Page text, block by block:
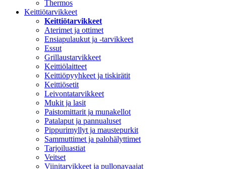
Thermos
Keittiötarvikkeet
Keittiötarvikkeet
Aterimet ja ottimet
Ensiapulaukut ja -tarvikkeet
Essut
Grillaustarvikkeet
Keittiölaitteet
Keittiöpyyhkeet ja tiskirätit
Keittiösetit
Leivontatarvikkeet
Mukit ja lasit
Paistomittarit ja munakellot
Patalaput ja pannualuset
Pippurimyllyt ja maustepurkit
Sammuttimet ja palohälyttimet
Tarjoiluastiat
Veitset
Viinitarvikkeet ja pullonavaajat